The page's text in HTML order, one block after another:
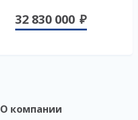
32 830 000
О компании